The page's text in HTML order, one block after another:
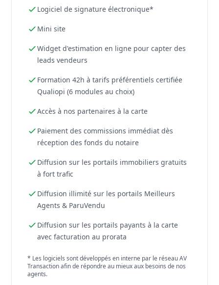
Logiciel de signature électronique*
Mini site
Widget d'estimation en ligne pour capter des
leads vendeurs
Formation 42h à tarifs préférentiels certifiée
Qualiopi (6 modules au choix)
Accès à nos partenaires à la carte
Paiement des commissions immédiat dès
réception des fonds du notaire
Diffusion sur les portails immobiliers gratuits
à fort trafic
Diffusion illimité sur les portails Meilleurs
Agents & ParuVendu
Diffusion sur les portails payants à la carte
avec facturation au prorata
* Les logiciels sont développés en interne par le réseau AV
Transaction afin de répondre au mieux aux besoins de nos
agents.